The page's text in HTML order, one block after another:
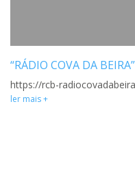
“RÁDIO COVA DA
https://rcb-
ler mais +